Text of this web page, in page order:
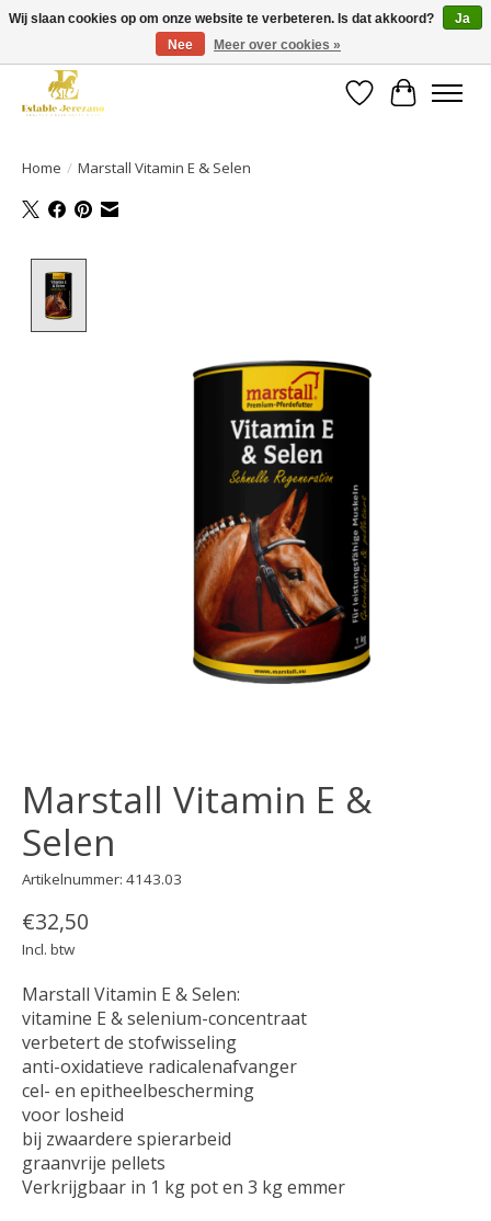
Gratis verzending vanaf €49 op een groot deel van ons assortiment
Verlanglijst
Home / Marstall Vitamin E & Selen
Marstall Vitamin E &
Selen
Artikelnummer: 4143.03
€32,50
Incl. btw
Marstall Vitamin E & Selen:
vitamine E & selenium-concentraat
verbetert de stofwisseling
anti-oxidatieve radicalenafvanger
cel- en epitheelbescherming
voor losheid
bij zwaardere spierarbeid
graanvrije pellets
Verkrijgbaar in 1 kg pot en 3 kg emmer
Wij slaan cookies op om onze website te verbeteren. Is dat akkoord?
Ja
Nee
Meer over cookies »